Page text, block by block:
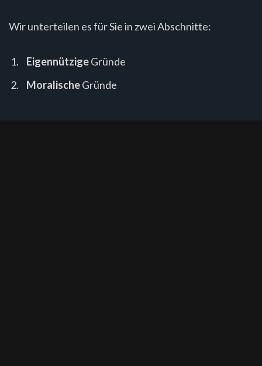
Wir unterteilen es für Sie in zwei Abschnitte:
EigennützigeGründe
MoralischeGründe